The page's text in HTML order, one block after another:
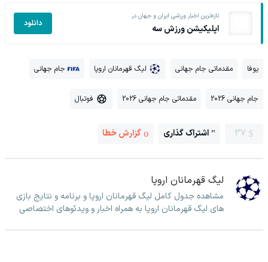
تازه‌ترین اخبار ورزشی ایران و جهان در
اپلیکیشن ورزش سه دانلود
یوفا مقدماتی جام جهانی لیگ قهرمانان اروپا جام جهانی
جام جهانی 2026 مقدماتی جام جهانی 2026 فوتبال
37 اشتراک گذاری گزارش خطا
لیگ قهرمانان اروپا
مشاهده جدول کامل لیگ قهرمانان اروپا و برنامه و نتایج بازی
های لیگ قهرمانان اروپا به همراه اخبار و ویدئوهای اختصاصی